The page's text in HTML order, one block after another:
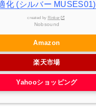
化 (シルバー MUSES01)
created by Rinker
Nobsound
Amazon
楽天市場
Yahooショッピング